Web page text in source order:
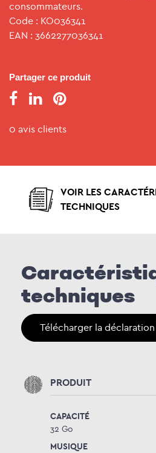
consommateurs.
Code : KO036341
EAN : 3662277036341
Partager ce produit
0 avis clients
VOIR LES
TECHNIQUES
techniques
Télécharger la
PRODUIT
CAPACITÉ
32 Go
MUSIQUE